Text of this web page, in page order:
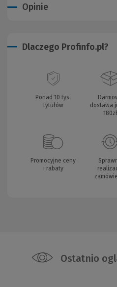
Opinie
Dlaczego Profinfo.pl?
Ponad 10 tys.
tytułów
dostawa
180zł
Promocyjne ceny
i rabaty
Ostatnio